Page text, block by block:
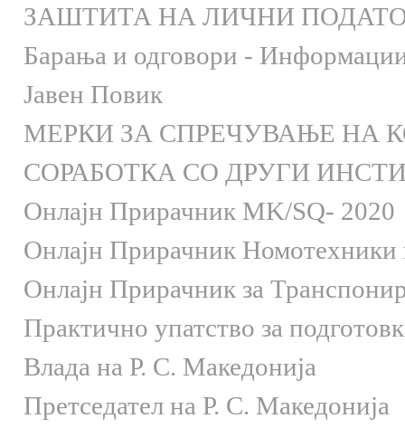
ЗАШТИТА НА ЛИЧНИ
Барања и одговори - Информации
Јавен Повик
МЕРКИ ЗА СПРЕЧУВАЊЕ НА
СОРАБОТКА СО ДРУГИ
Онлaјн Прирачник MK/SQ- 2020
Онлаjн Прирачник Номотехники
Онлаjн Прирачник за
Практично упатство за
Влада на Р. С. Македонија
Претседател на Р. С. Македонија